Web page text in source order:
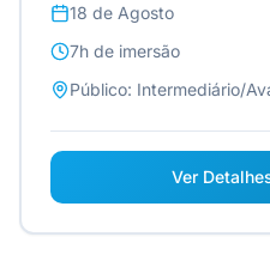
18 de Agosto
7h de imersão
Público: Intermediário/
Ver